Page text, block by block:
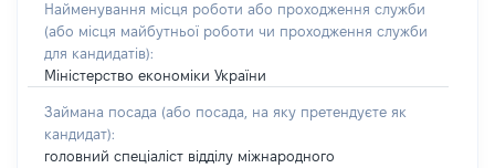
Найменування місця роботи або проходження служби
(або місця майбутньої роботи чи проходження служби
для кандидатів):
Міністерство економіки України
Займана посада (або посада, на яку претендуєте як
кандидат):
головний спеціаліст відділу міжнародного